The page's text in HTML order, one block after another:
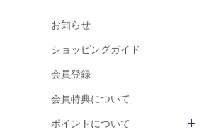
お知らせ
ショッピングガイド
会員登録
会員特典について
ポイントについて